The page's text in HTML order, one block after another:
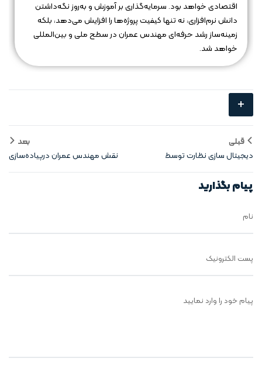
اقتصادی خواهد بود. سرمایه‌گذاری بر آموزش و به‌روز نگه‌داشتن
دانش نرم‌افزاری، نه تنها کیفیت پروژه‌ها را افزایش می‌دهد، بلکه
زمینه‌ساز رشد حرفه‌ای مهندس عمران در سطح ملی و بین‌المللی
خواهد شد.
+
قبلی
دیجیتال‌ سازی نظارت توسط
مهندسان عمران
بعد
نقش مهندس عمران درپیاده‌سازی
فناوری BIM
پیام بگذارید
نام
پست الکترونیک
پیام خود را وارد نمایید